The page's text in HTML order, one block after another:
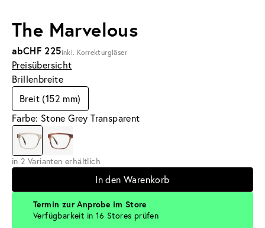
The Marvelous
abCHF 225inkl. Korrekturgläser
Preisübersicht
Brillenbreite
Breit (152 mm)
Farbe: Stone Grey Transparent
in 2 Varianten erhältlich
In den Warenkorb
Termin zur Anprobe im Store
Verfügbarkeit in 16 Stores prüfen